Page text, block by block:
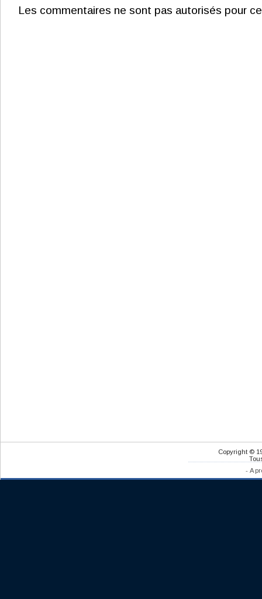
Les commentaires ne sont pas autorisés pour
Copyright ©
- A